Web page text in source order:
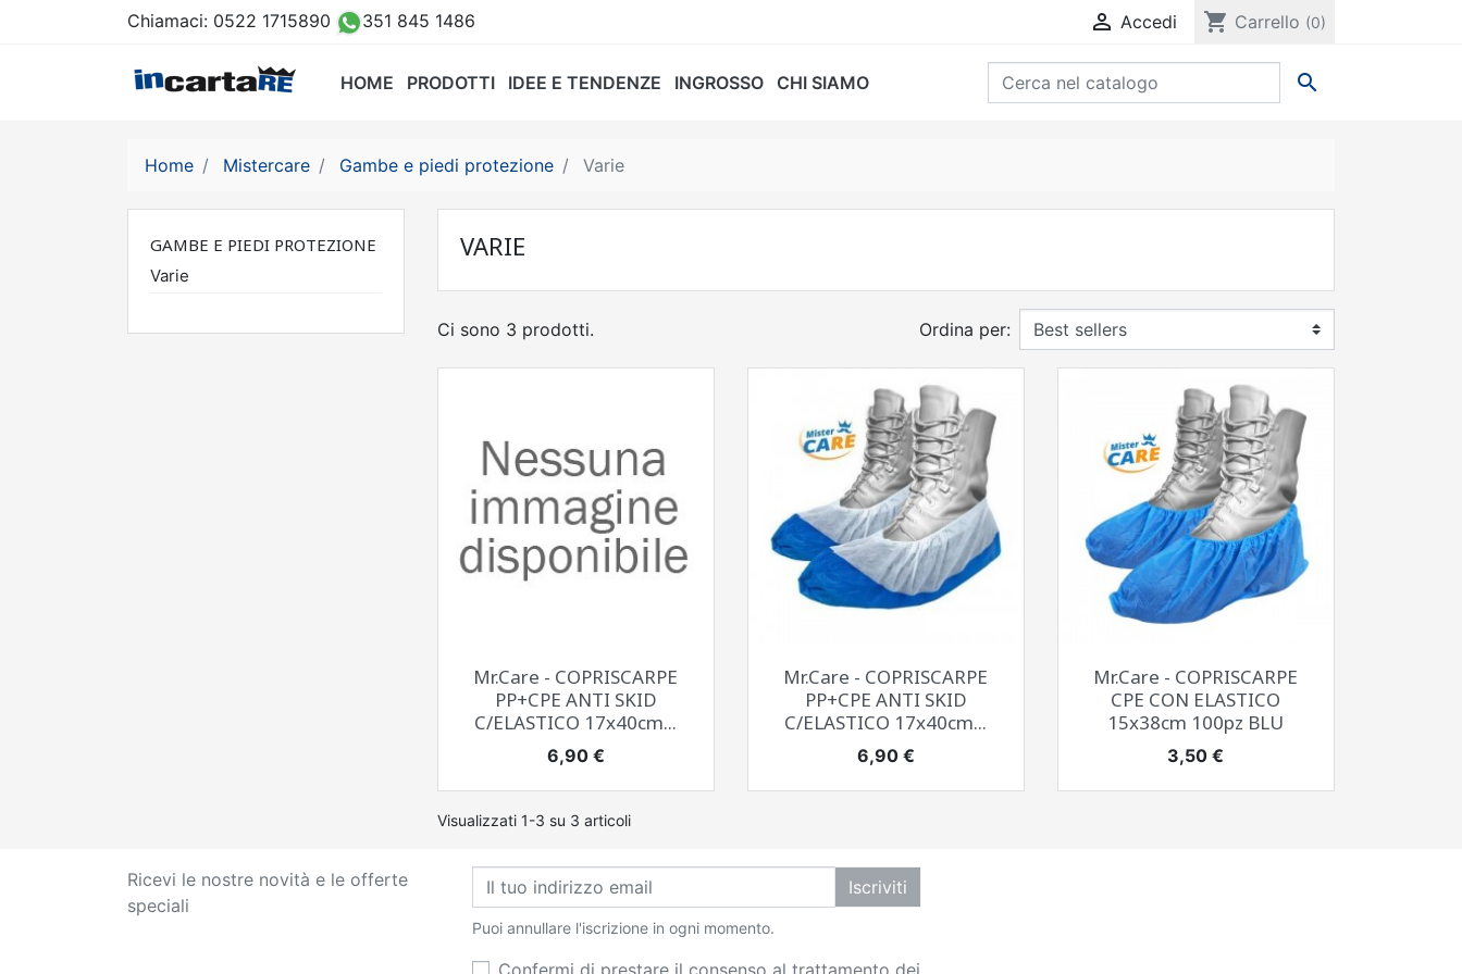
Chiamaci: 0522 1715890 351 845 1486  Accedi shopping_cart Carrello (0)
HOME PRODOTTI IDEE E TENDENZE INGROSSO CHI SIAMO 
Home Mistercare Gambe e piedi protezione Varie
GAMBE E PIEDI PROTEZIONE
Varie
VARIE
Ci sono 3 prodotti. Ordina per:
Mr.Care - COPRISCARPE
PP+CPE ANTI SKID
C/ELASTICO 17x40cm...
Prezzo
6,90 €
Mr.Care - COPRISCARPE
PP+CPE ANTI SKID
C/ELASTICO 17x40cm...
Prezzo
6,90 €
Mr.Care - COPRISCARPE
CPE CON ELASTICO
15x38cm 100pz BLU
Prezzo
3,50 €
Visualizzati 1-3 su 3 articoli
Ricevi le nostre novità e le offerte
speciali
Iscriviti
Puoi annullare l'iscrizione in ogni momento.
Confermi di prestare il consenso al trattamento dei